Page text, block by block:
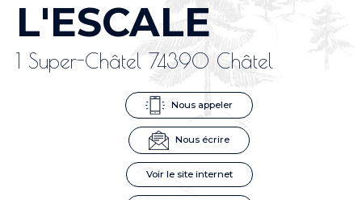
L'ESCALE
1 Super-Châtel 74390 Châtel
Nous appeler
Nous écrire
Voir le site internet